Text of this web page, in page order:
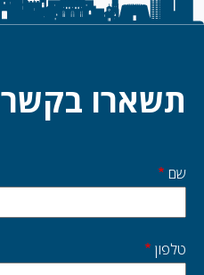
תשארו בקשר
Start
side
שם
טלפון